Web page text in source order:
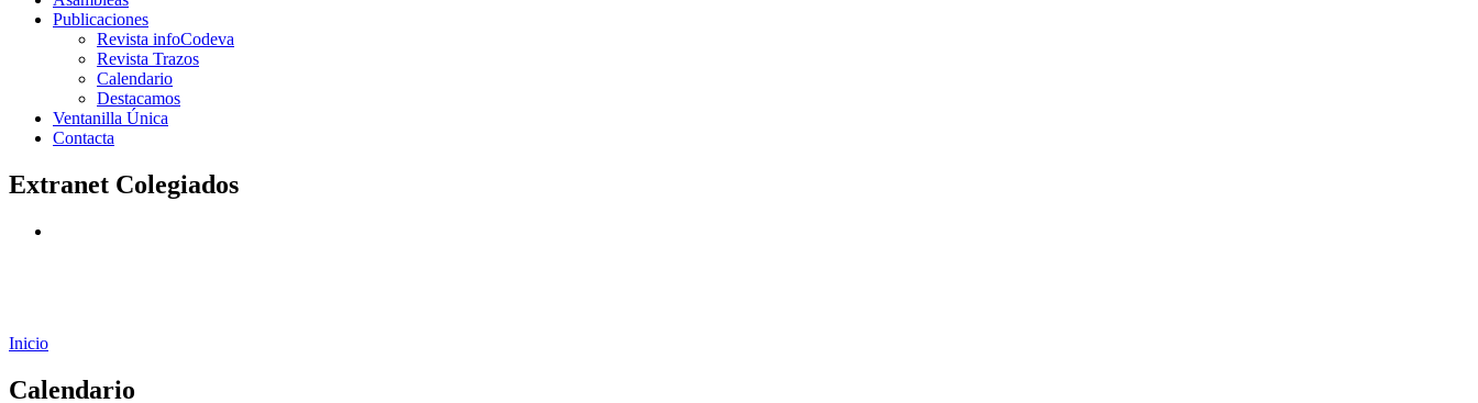
Publicaciones
Revista infoCodeva
Revista Trazos
Calendario
Destacamos
Ventanilla Única
Contacta
Extranet Colegiados
Inicio
Calendario